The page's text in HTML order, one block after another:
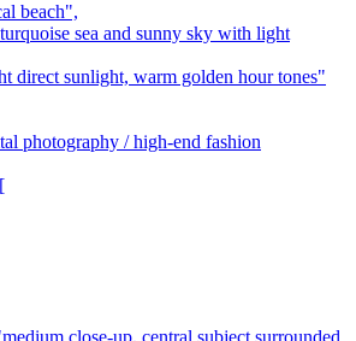
beach",
sea and sunny sky with light
direct sunlight, warm golden hour tones"
photography / high-end fashion
close-up, central subject surrounded